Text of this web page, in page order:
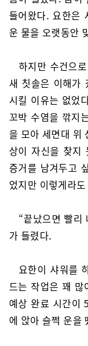
들어왔다. 요한은
운 물을 오랫동안
하지만 수건으
새 칫솔은 이해가
시킬 이유는 없었
꼬박 수염을 깎지
을 모아 세면대 위
상이 자신을 찾지
증거를 남겨두고
었지만 이렇게라
“끝났으면 빨리
가 들렸다.
요한이 샤워를
드는 작업은 꽤 많
예상 완료 시간이
에 앉아 슬쩍 운을